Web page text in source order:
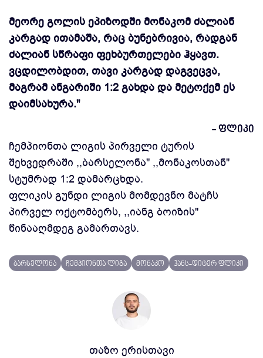
მეორე გოლის ეპიზოდში მონაკომ ძალიან
კარგად ითამაშა, რაც ბუნებრივია, რადგან
ძალიან სწრაფი ფეხბურთელები ჰყავთ.
ვცდილობდით, თავი კარგად დაგვეცვა,
მაგრამ ანგარიში 1:2 გახდა და მეტოქემ ეს
დაიმსახურა.''
- ფლიკი
ჩემპიონთა ლიგის პირველი ტურის
შეხვედრაში ,,ბარსელონა'' ,,მონაკოსთან''
სტუმრად 1:2 დამარცხდა.
ფლიკის გუნდი ლიგის მომდევნო მატჩს
პირველ ოქტომბერს, ,,იანგ ბოიზის''
წინააღმდეგ გამართავს.
ბარსელონა ჩემპიონთა ლიგა მონაკო ჰანს-დიტერ ფლიკი
თაზო ერისთავი